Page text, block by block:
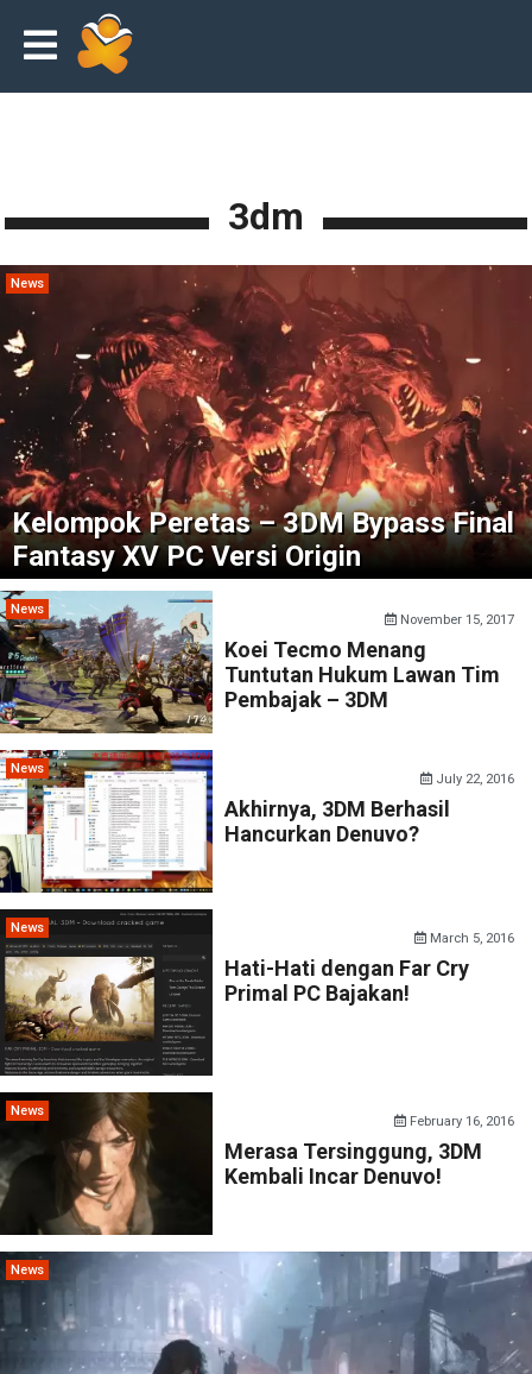
3dm
News
Kelompok Peretas – 3DM Bypass Final
Fantasy XV PC Versi Origin
News
November 15, 2017
Koei Tecmo Menang
Tuntutan Hukum Lawan Tim
Pembajak – 3DM
News
July 22, 2016
Akhirnya, 3DM Berhasil
Hancurkan Denuvo?
News
March 5, 2016
Hati-Hati dengan Far Cry
Primal PC Bajakan!
News
February 16, 2016
Merasa Tersinggung, 3DM
Kembali Incar Denuvo!
News